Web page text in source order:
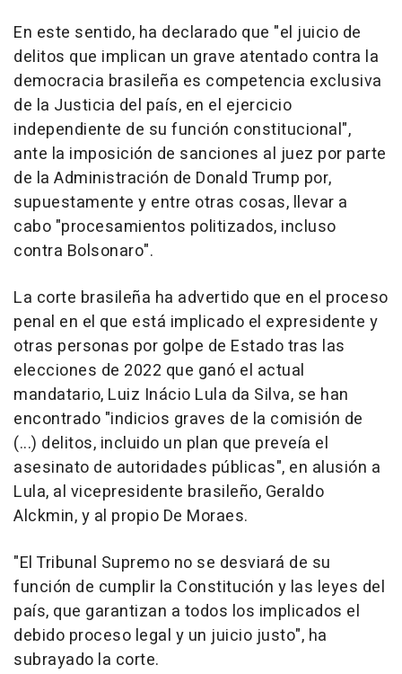
En este sentido, ha declarado que "el juicio de
delitos que implican un grave atentado contra la
democracia brasileña es competencia exclusiva
de la Justicia del país, en el ejercicio
independiente de su función constitucional",
ante la imposición de sanciones al juez por parte
de la Administración de Donald Trump por,
supuestamente y entre otras cosas, llevar a
cabo "procesamientos politizados, incluso
contra Bolsonaro".
La corte brasileña ha advertido que en el proceso
penal en el que está implicado el expresidente y
otras personas por golpe de Estado tras las
elecciones de 2022 que ganó el actual
mandatario, Luiz Inácio Lula da Silva, se han
encontrado "indicios graves de la comisión de
(...) delitos, incluido un plan que preveía el
asesinato de autoridades públicas", en alusión a
Lula, al vicepresidente brasileño, Geraldo
Alckmin, y al propio De Moraes.
"El Tribunal Supremo no se desviará de su
función de cumplir la Constitución y las leyes del
país, que garantizan a todos los implicados el
debido proceso legal y un juicio justo", ha
subrayado la corte.